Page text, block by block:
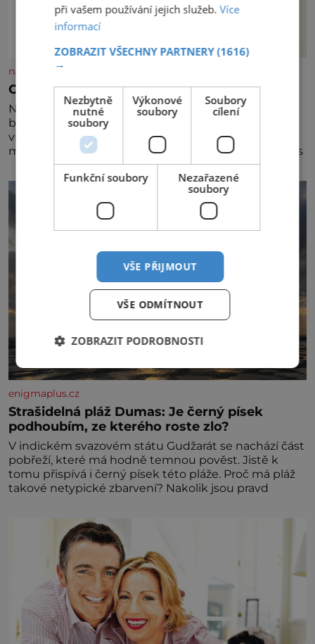
nasehvezdy.cz
Osamělá herečka Syslová všechno vzdala?
Nedávno se povídalo, že má Dana Syslová (80)
blízkého přítele, který je jí oporou. Ale je to ještě
vůbec pravda? V posledních dnech čím dál častěji
mluví o svém odchodu. Dohnala ji snad samota? Půs
enigmaplus.cz
Strašidelná pláž Dumas: Je černý písek
podhoubím, ze kterého roste zlo?
V indickém svazovém státu Gudžarát se nachází část
pobřeží, které má hodně temnou pověst. Jistě k
tomu přispívá i černý písek této pláže. Proč má pláž
takové netypické zbarvení? Nakolik jsou pravd
při vašem používání jejich služeb.Více
informací
ZOBRAZIT VŠECHNY PARTNERY(1616)
→
Nezbytně
nutné
soubory
Výkonové
soubory
Soubory
cílení
Funkční soubory
Nezařazené
soubory
VŠE PŘIJMOUT
VŠE ODMÍTNOUT
ZOBRAZIT PODROBNOSTI